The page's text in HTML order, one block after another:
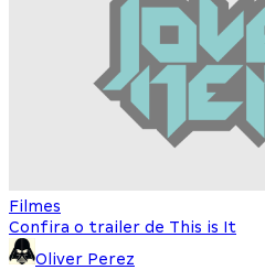
Filmes
Confira o trailer de This is It
Oliver Perez